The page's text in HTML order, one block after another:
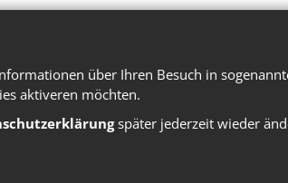
über Ihren Besuch in
aktiveren möchten.
später jederzeit wieder